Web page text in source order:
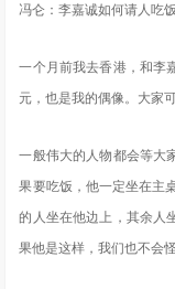
冯仑：李嘉诚如何请人吃饭
一个月前我去香港，和李
元，也是我的偶像。大家
一般伟大的人物都会等大
果要吃饭，他一定坐在主
的人坐在他边上，其余人
果他是这样，我们也不会